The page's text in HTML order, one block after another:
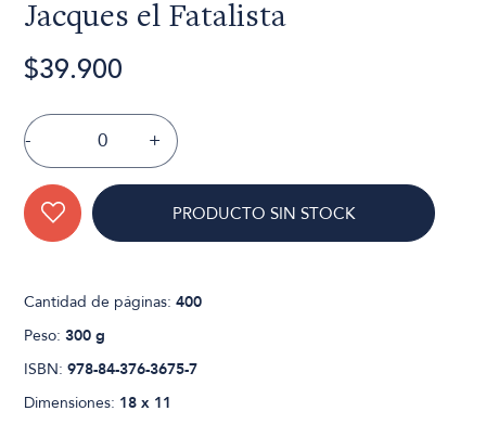
Jacques el Fatalista
$39.900
- +
PRODUCTO SIN STOCK
Cantidad de páginas:400
Peso:300 g
ISBN:978-84-376-3675-7
Dimensiones: 18 x 11